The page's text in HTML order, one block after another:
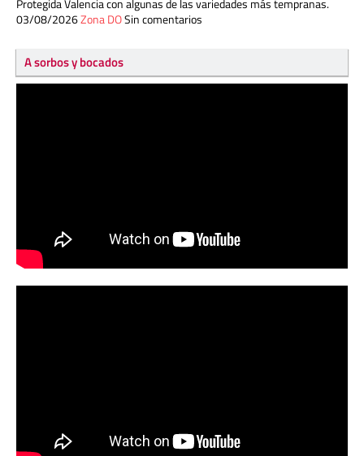
Protegida Valencia con algunas de las variedades más tempranas.
03/08/2026Zona DOSin comentarios
A sorbos y bocados